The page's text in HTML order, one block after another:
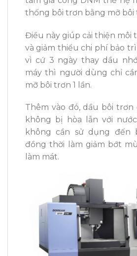
thống bôi trơn bằng mỡ bôi
Điều này giúp cải thiện môi
và giảm thiểu chi phí bảo trì
vì cứ 3 ngày thay dầu
máy thì người dùng chỉ
mỡ bôi trơn 1 lần.
Thêm vào đó, dầu bôi
không bị hòa lẫn với
không cần sử dụng đến
đồng thời làm giảm bớt
làm mát.